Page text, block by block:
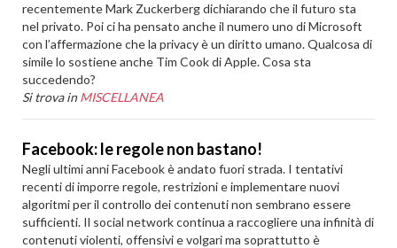
recentemente Mark Zuckerberg dichiarando che il futuro sta
nel privato. Poi ci ha pensato anche il numero uno di Microsoft
con l’affermazione che la privacy è un diritto umano. Qualcosa di
simile lo sostiene anche Tim Cook di Apple. Cosa sta
succedendo?
Si trova in MISCELLANEA
Facebook: le regole non bastano!
Negli ultimi anni Facebook è andato fuori strada. I tentativi
recenti di imporre regole, restrizioni e implementare nuovi
algoritmi per il controllo dei contenuti non sembrano essere
sufficienti. Il social network continua a raccogliere una infinità di
contenuti violenti, offensivi e volgari ma soprattutto è